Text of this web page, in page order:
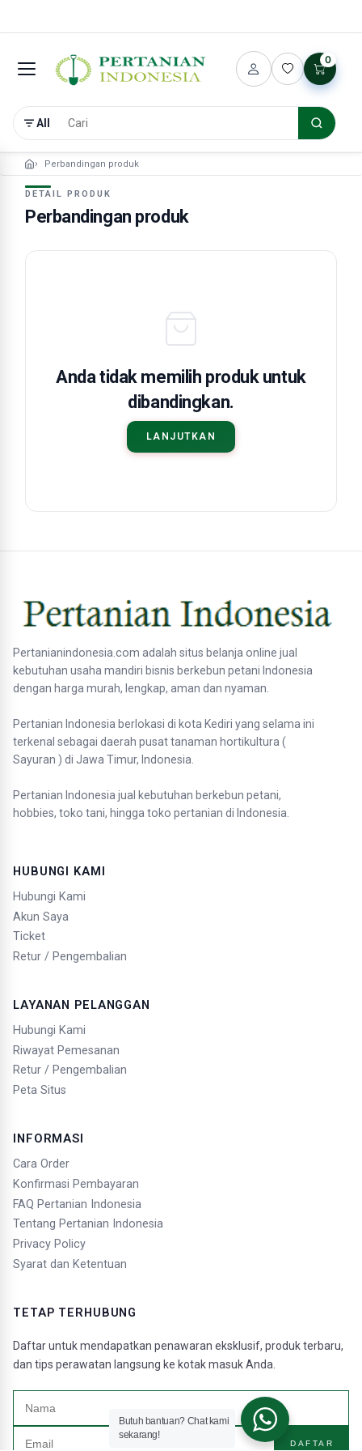
All
0
Perbandingan produk
DETAIL PRODUK
Perbandingan produk
Anda tidak memilih produk untuk
dibandingkan.
LANJUTKAN
Pertanianindonesia.com adalah situs belanja online jual
kebutuhan usaha mandiri bisnis berkebun petani Indonesia
dengan harga murah, lengkap, aman dan nyaman.
Pertanian Indonesia berlokasi di kota Kediri yang selama ini
terkenal sebagai daerah pusat tanaman hortikultura (
Sayuran ) di Jawa Timur, Indonesia.
Pertanian Indonesia jual kebutuhan berkebun petani,
hobbies, toko tani, hingga toko pertanian di Indonesia.
HUBUNGI KAMI
Hubungi Kami
Akun Saya
Ticket
Retur / Pengembalian
LAYANAN PELANGGAN
Hubungi Kami
Riwayat Pemesanan
Retur / Pengembalian
Peta Situs
INFORMASI
Cara Order
Konfirmasi Pembayaran
FAQ Pertanian Indonesia
Tentang Pertanian Indonesia
Privacy Policy
Syarat dan Ketentuan
TETAP TERHUBUNG
Daftar untuk mendapatkan penawaran eksklusif, produk terbaru,
dan tips perawatan langsung ke kotak masuk Anda.
DAFTAR
Butuh bantuan? Chat kami
sekarang!